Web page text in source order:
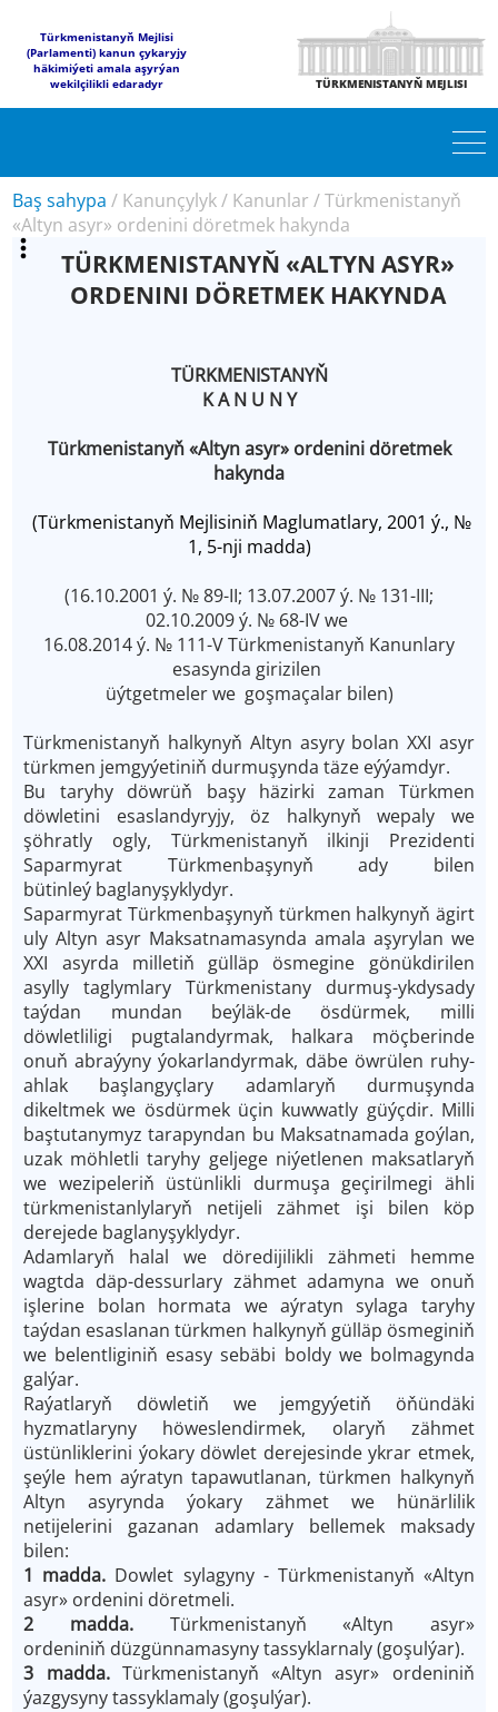
Türkmenistanyň Mejlisi
(Parlamenti) kanun çykaryjy
häkimiýeti amala aşyrýan
wekilçilikli edaradyr
TÜRKMENISTANYŇ MEJLISI
Baş sahypa / Kanunçylyk/ Kanunlar /Türkmenistanyň
«Altyn asyr» ordenini döretmek hakynda
TÜRKMENISTANYŇ «ALTYN ASYR»
ORDENINI DÖRETMEK HAKYNDA
TÜRKMENISTANYŇ
K A N U N Y
Türkmenistanyň «Altyn asyr» ordenini döretmek
hakynda
(Türkmenistanyň Mejlisiniň Maglumatlary, 2001 ý., №
1, 5-nji madda)
(16.10.2001 ý. № 89-II; 13.07.2007 ý. № 131-III;
02.10.2009 ý. № 68-IV we
16.08.2014 ý. № 111-V Türkmenistanyň Kanunlary
esasynda girizilen
üýtgetmeler we goşmaçalar bilen)
Türkmenistanyň halkynyň Altyn asyry bolan XXI asyr
türkmen jemgyýetiniň durmuşynda täze eýýamdyr.
Bu taryhy döwrüň başy häzirki zaman Türkmen
döwletini esaslandyryjy, öz halkynyň wepaly we
şöhratly ogly, Türkmenistanyň ilkinji Prezidenti
Saparmyrat Türkmenbaşynyň ady bilen
bütinleý baglanyşyklydyr.
Saparmyrat Türkmenbaşynyň türkmen halkynyň ägirt
uly Altyn asyr Maksatnamasynda amala aşyrylan we
XXI asyrda milletiň gülläp ösmegine gönükdirilen
asylly taglymlary Türkmenistany durmuş-ykdysady
taýdan mundan beýläk-de ösdürmek, milli
döwletliligi pugtalandyrmak, halkara möçberinde
onuň abraýyny ýokarlandyrmak, däbe öwrülen ruhy-
ahlak başlangyçlary adamlaryň durmuşynda
dikeltmek we ösdürmek üçin kuwwatly güýçdir. Milli
baştutanymyz tarapyndan bu Maksatnamada goýlan,
uzak möhletli taryhy geljege niýetlenen maksatlaryň
we wezipeleriň üstünlikli durmuşa geçirilmegi ähli
türkmenistanlylaryň netijeli zähmet işi bilen köp
derejede baglanyşyklydyr.
Adamlaryň halal we döredijilikli zähmeti hemme
wagtda däp-dessurlary zähmet adamyna we onuň
işlerine bolan hormata we aýratyn sylaga taryhy
taýdan esaslanan türkmen halkynyň gülläp ösmeginiň
we belentliginiň esasy sebäbi boldy we bolmagynda
galýar.
Raýatlaryň döwletiň we jemgyýetiň öňündäki
hyzmatlaryny höweslendirmek, olaryň zähmet
üstünliklerini ýokary döwlet derejesinde ykrar etmek,
şeýle hem aýratyn tapawutlanan, türkmen halkynyň
Altyn asyrynda ýokary zähmet we hünärlilik
netijelerini gazanan adamlary bellemek maksady
bilen:
1 madda. Dowlet sylagyny - Türkmenistanyň «Altyn
asyr» ordenini döretmeli.
2 madda.Türkmenistanyň «Altyn asyr»
ordeniniň düzgünnamasyny tassyklarnaly (goşulýar).
3 madda.Türkmenistanyň «Altyn asyr» ordeniniň
ýazgysyny tassyklamaly (goşulýar).